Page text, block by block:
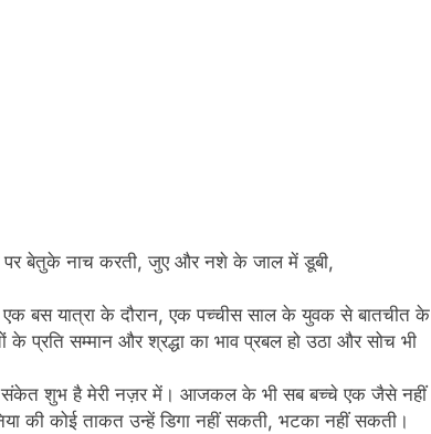
पर बेतुके नाच करती, जुए और नशे के जाल में डूबी,
बस यात्रा के दौरान, एक पच्चीस साल के युवक से बातचीत के
प्रति सम्मान और श्रद्धा का भाव प्रबल हो उठा और सोच भी
संकेत शुभ है मेरी नज़र में। आजकल के भी सब बच्चे एक जैसे नहीं
की कोई ताकत उन्हें डिगा नहीं सकती, भटका नहीं सकती।